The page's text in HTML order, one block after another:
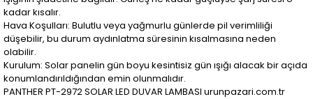
kadar kısalır.
Hava Koşulları: Bulutlu veya yağmurlu günlerde pil verimliliği
düşebilir, bu durum aydınlatma süresinin kısalmasına neden
olabilir.
Kurulum: Solar panelin gün boyu kesintisiz gün ışığı alacak bir açıda
konumlandırıldığından emin olunmalıdır.
PANTHER PT-2972 SOLAR LED DUVAR LAMBASI urunpazari.com.tr